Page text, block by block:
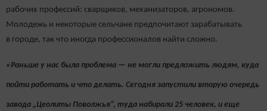
рабочих профессий: сварщиков, механизаторов, агрономов.
Молодежь и некоторые сельчане предпочитают зарабатывать
в городе, так что иногда профессионалов найти сложно.
«Раньше у нас была проблема — не могли предложить людям, куда
пойти работать и что делать. Сегодня запустили вторую очередь
завода „Цеолиты Поволжья“, туда набирали 25 человек, и еще